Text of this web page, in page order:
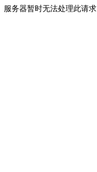
服务器暂时无法处理此请求